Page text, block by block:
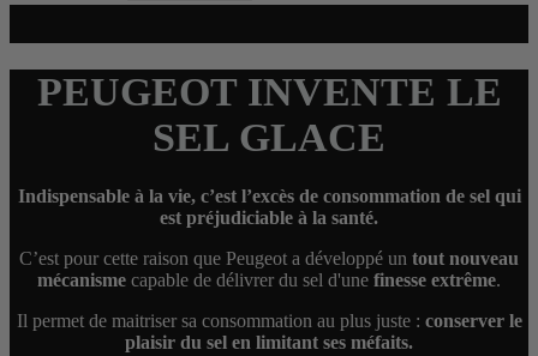
PEUGEOT INVENTE LE
SEL GLACE
Indispensable à la vie, c’est l’excès de consommation de sel qui
est préjudiciable à la santé.
C’est pour cette raison que Peugeot a développé un tout nouveau
mécanisme capable de délivrer du sel d'une finesse extrême.
Il permet de maitriser sa consommation au plus juste : conserver le
plaisir du sel en limitant ses méfaits.